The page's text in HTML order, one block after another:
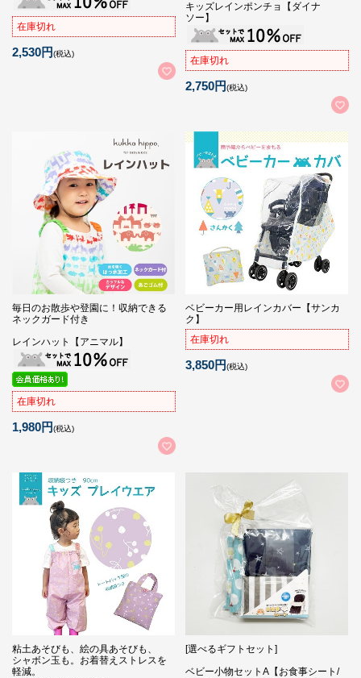
在庫切れ
2,530円(税込)
キッズレインポンチョ【ダイナ
ソー】
在庫切れ
2,750円(税込)
毎日のお散歩や登園に！収納できる
ネックガード付き
レインハット【アニマル】
在庫切れ
1,980円(税込)
ベビーカー用レインカバー【サンカ
ク】
在庫切れ
3,850円(税込)
粘土あそびも、絵の具あそびも、
シャボン玉も。お着替えストレスを
軽減。
[選べるギフトセット]
ベビー小物セットA【お食事シート/